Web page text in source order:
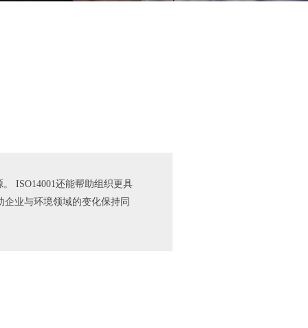
ISO14001还能帮助组织更具
业与环境领域的变化保持同